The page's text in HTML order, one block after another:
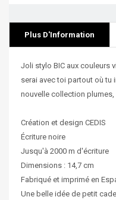
Plus D'Information
Joli stylo BIC aux couleurs
serai avec toi partout où tu
nouvelle collection plumes,
Création et design CEDIS
Écriture noire
Jusqu'à 2000 m d'écriture
Dimensions : 14,7 cm
Fabriqué et imprimé en
Une belle idée de petit